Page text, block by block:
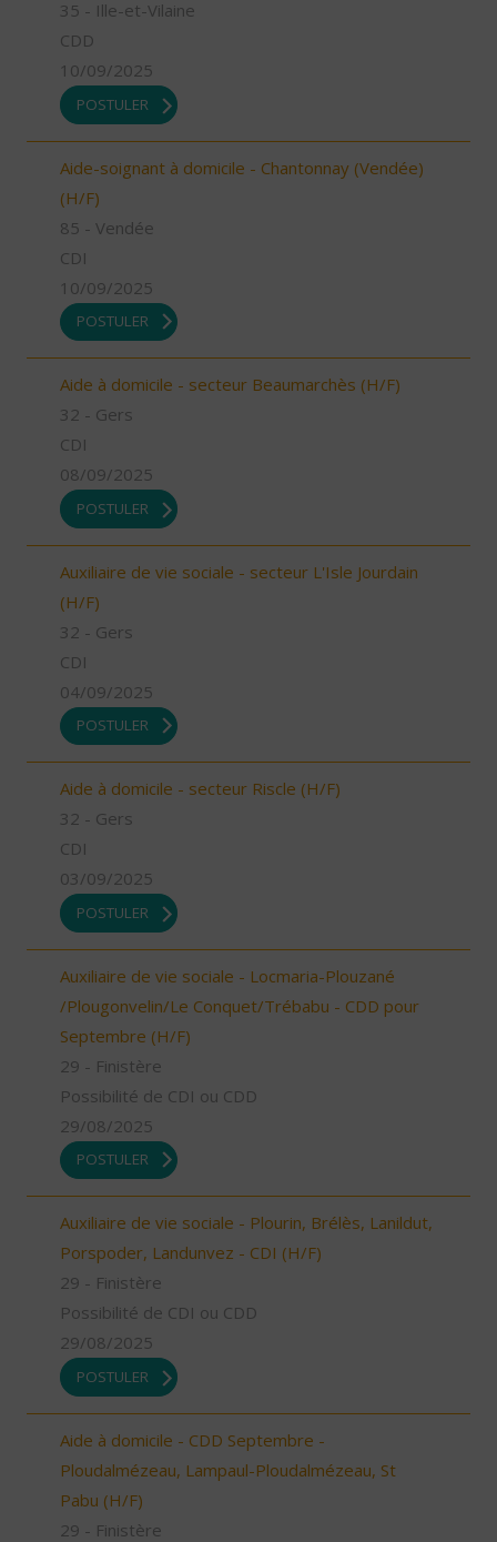
35 - Ille-et-Vilaine
CDD
10/09/2025
POSTULER
Aide-soignant à domicile - Chantonnay (Vendée)
(H/F)
85 - Vendée
CDI
10/09/2025
POSTULER
Aide à domicile - secteur Beaumarchès (H/F)
32 - Gers
CDI
08/09/2025
POSTULER
Auxiliaire de vie sociale - secteur L'Isle Jourdain
(H/F)
32 - Gers
CDI
04/09/2025
POSTULER
Aide à domicile - secteur Riscle (H/F)
32 - Gers
CDI
03/09/2025
POSTULER
Auxiliaire de vie sociale - Locmaria-Plouzané
/Plougonvelin/Le Conquet/Trébabu - CDD pour
Septembre (H/F)
29 - Finistère
Possibilité de CDI ou CDD
29/08/2025
POSTULER
Auxiliaire de vie sociale - Plourin, Brélès, Lanildut,
Porspoder, Landunvez - CDI (H/F)
29 - Finistère
Possibilité de CDI ou CDD
29/08/2025
POSTULER
Aide à domicile - CDD Septembre -
Ploudalmézeau, Lampaul-Ploudalmézeau, St
Pabu (H/F)
29 - Finistère